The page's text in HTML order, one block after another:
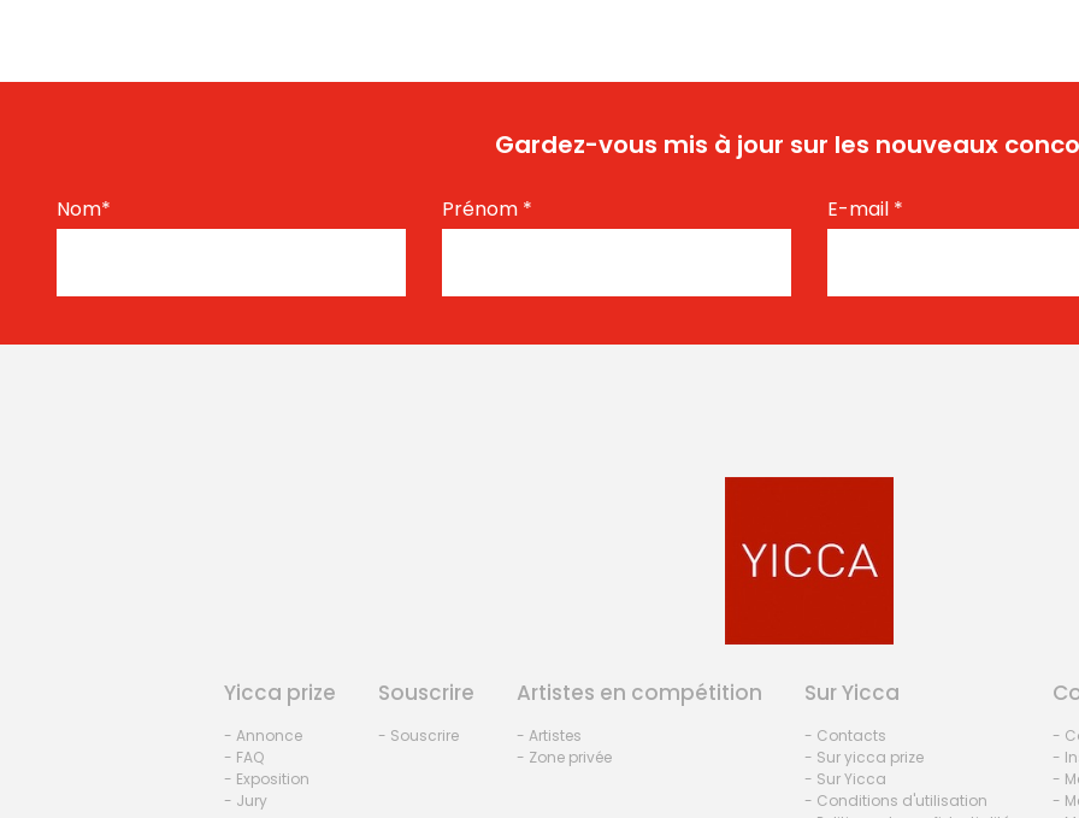
Gardez-vous mis à jour sur les nouveaux
Nom* Prénom * E-mail *
Yicca prize
- Annonce
- FAQ
- Exposition
- Jury
Souscrire
- Souscrire
Artistes en compétition
- Artistes
- Zone privée
Sur Yicca
- Contacts
- Sur yicca prize
- Sur Yicca
- Conditions d'utilisation
-
-
-
-